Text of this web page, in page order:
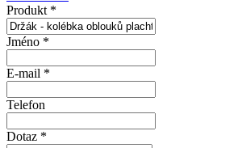
Produkt *
Jméno *
E-mail *
Telefon
Dotaz *